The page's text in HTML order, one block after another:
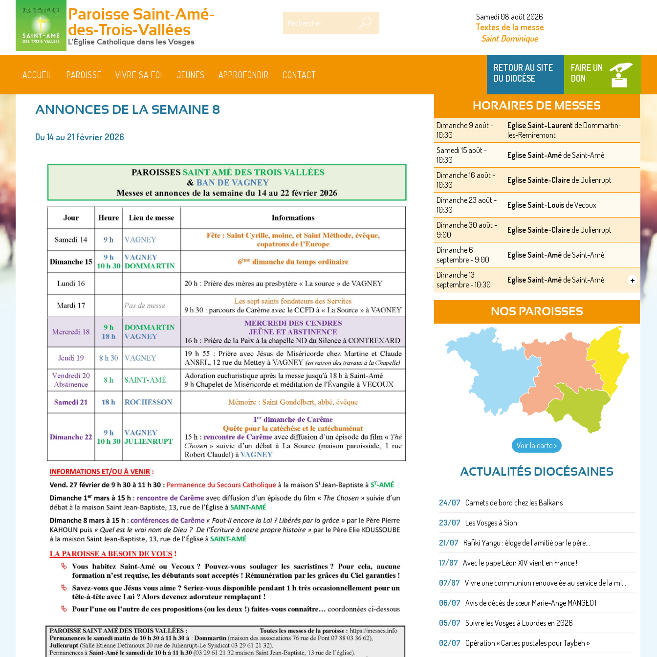
Paroisse Saint-Amé-
des-Trois-Vallées
L'Église Catholique dans les Vosges
Samedi 08 août 2026
Textes de la messe
Saint Dominique
RETOUR AU SITE
DU DIOCÈSE
FAIRE UN
DON
ACCUEIL PAROISSE VIVRE SA FOI JEUNES APPROFONDIR CONTACT
êtes
ANNONCES DE LA SEMAINE 8
Du 14 au 21 février 2026
HORAIRES DE MESSES
Dimanche 9 août -
10:30
Eglise Saint-Laurent de Dommartin-
les-Remiremont
Samedi 15 août -
10:30
Eglise Saint-Améde Saint-Amé
Dimanche 16 août -
10:30
Eglise Sainte-Clairede Julienrupt
Dimanche 23 août -
10:30
Eglise Saint-Louisde Vecoux
Dimanche 30 août -
9:00
Eglise Sainte-Clairede Julienrupt
Dimanche 6
septembre - 9:00
Eglise Saint-Améde Saint-Amé
Dimanche 13
septembre - 10:30
Eglise Saint-Améde Saint-Amé +
NOS PAROISSES
Voir la carte >
ACTUALITÉS DIOCÉSAINES
24/07 Carnets de bord chez les Balkans
23/07 Les Vosges à Sion
21/07 Rafiki Yangu : éloge de l'amitié par le père...
17/07 Avec le pape Léon XIV vient en France !
07/07 Vivre une communion renouvelée au service de la mi...
06/07 Avis de décès de sœur Marie-Ange MANGEOT
05/07 Suivre les Vosges à Lourdes en 2026
02/07 Opération « Cartes postales pour Taybeh »